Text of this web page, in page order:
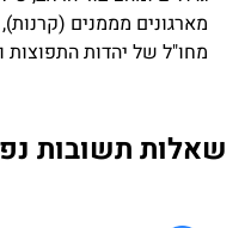
מארגונים מממנים
מחו"ל של יהדות התפוצות
שאלות תשובות